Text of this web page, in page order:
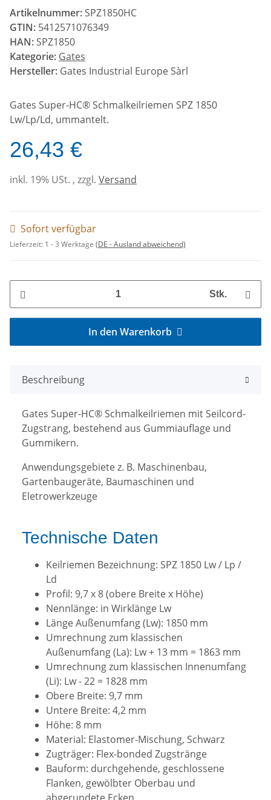
Artikelnummer: SPZ1850HC
GTIN: 5412571076349
HAN: SPZ1850
Kategorie: Gates
Hersteller: Gates Industrial Europe Sàrl
Gates Super-HC® Schmalkeilriemen SPZ 1850
Lw/Lp/Ld, ummantelt.
26,43 €
inkl. 19% USt. , zzgl. Versand
Sofort verfügbar
Lieferzeit: 1 - 3 Werktage (DE - Ausland abweichend)
Stk.
In den Warenkorb
Beschreibung
Gates Super-HC® Schmalkeilriemen mit Seilcord-
Zugstrang, bestehend aus Gummiauflage und
Gummikern.
Anwendungsgebiete z. B. Maschinenbau,
Gartenbaugeräte, Baumaschinen und
Eletrowerkzeuge
Technische Daten
Keilriemen Bezeichnung: SPZ 1850 Lw / Lp /
Ld
Profil: 9,7 x 8 (obere Breite x Höhe)
Nennlänge: in Wirklänge Lw
Länge Außenumfang (Lw): 1850 mm
Umrechnung zum klassischen
Außenumfang (La): Lw + 13 mm = 1863 mm
Umrechnung zum klassischen Innenumfang
(Li): Lw - 22 = 1828 mm
Obere Breite: 9,7 mm
Untere Breite: 4,2 mm
Höhe: 8 mm
Material: Elastomer-Mischung, Schwarz
Zugträger: Flex-bonded Zugstränge
Bauform: durchgehende, geschlossene
Flanken, gewölbter Oberbau und